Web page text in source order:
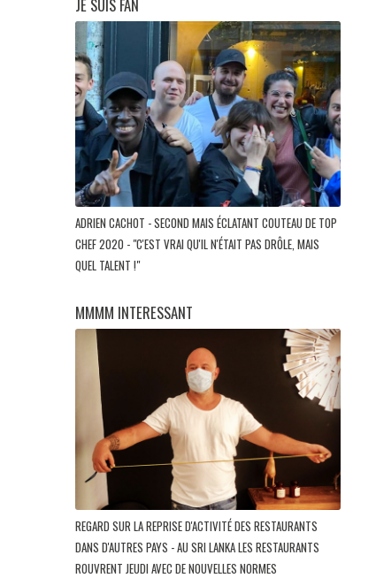
JE SUIS FAN
ADRIEN CACHOT - SECOND MAIS ÉCLATANT COUTEAU DE TOP
CHEF 2020 - "C'EST VRAI QU'IL N'ÉTAIT PAS DRÔLE, MAIS
QUEL TALENT !"
MMMM INTERESSANT
REGARD SUR LA REPRISE D'ACTIVITÉ DES RESTAURANTS
DANS D'AUTRES PAYS - AU SRI LANKA LES RESTAURANTS
ROUVRENT JEUDI AVEC DE NOUVELLES NORMES